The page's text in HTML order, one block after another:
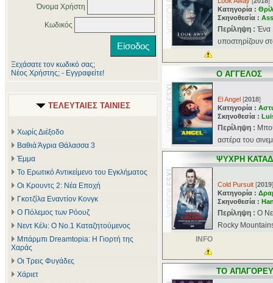
Όνομα Χρήστη
Κωδικός
Ξεχάσατε τον κωδικό σας;
Νέος Χρήστης; - Εγγραφείτε!
ΤΕΛΕΥΤΑΙΕΣ ΤΑΙΝΙΕΣ
Χωρίς Διέξοδο
Βαθιά Άγρια Θάλασσα 3
Έμμα
Το Ερωτικό Αντικείμενο του Εγκλήματος
Οι Κρουντς 2: Νέα Εποχή
Γκοτζίλα Εναντίον Κονγκ
Ο Πόλεμος των Ρόουζ
Νεντ Κέλι: Ο Νο.1 Καταζητούμενος
Μπάρμπι Dreamtopia: Η Γιορτή της
Χαράς
Οι Τρεις Φυγάδες
Χάριετ
Κατηγορία :
Σκηνοθεσία :
Περίληψη : Ένα
υποστηρίζουν
Ο ΑΓΓΕΛΟΣ
El Angel [2018]
Κατηγορία :
Σκηνοθεσία :
Περίληψη :
αστέρα του
ΨΥΧΡΗ
Cold Pursuit [2019]
Κατηγορία :
Σκηνοθεσία :
Περίληψη : Ο
Rocky
INFO
ΤΟ